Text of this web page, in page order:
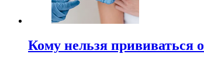
Кому нельзя прививаться